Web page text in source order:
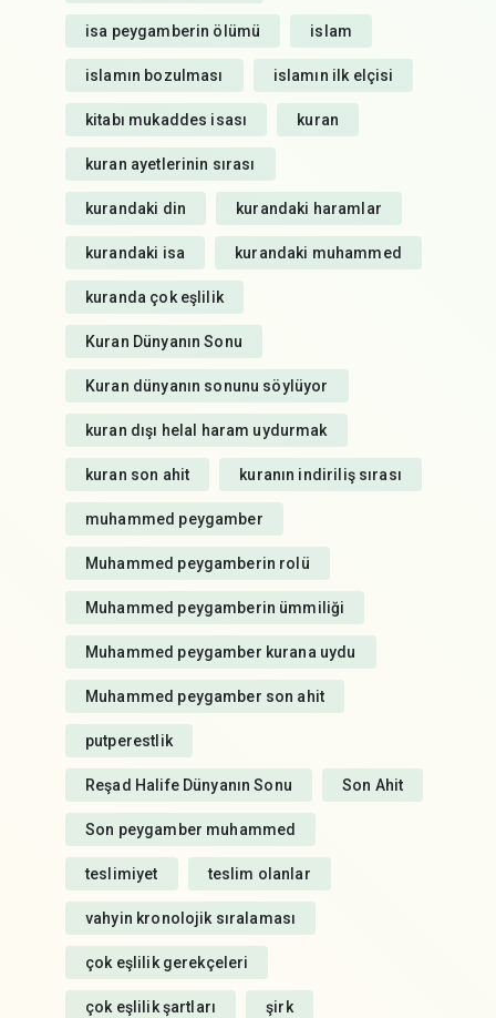
isa peygamberin ölümü islam
islamın bozulması islamın ilk elçisi
kitabı mukaddes isası kuran
kuran ayetlerinin sırası
kurandaki din kurandaki haramlar
kurandaki isa kurandaki muhammed
kuranda çok eşlilik
Kuran Dünyanın Sonu
Kuran dünyanın sonunu söylüyor
kuran dışı helal haram uydurmak
kuran son ahit kuranın indiriliş sırası
muhammed peygamber
Muhammed peygamberin rolü
Muhammed peygamberin ümmiliği
Muhammed peygamber kurana uydu
Muhammed peygamber son ahit
putperestlik
Reşad Halife Dünyanın Sonu Son Ahit
Son peygamber muhammed
teslimiyet teslim olanlar
vahyin kronolojik sıralaması
çok eşlilik gerekçeleri
çok eşlilik şartları şirk